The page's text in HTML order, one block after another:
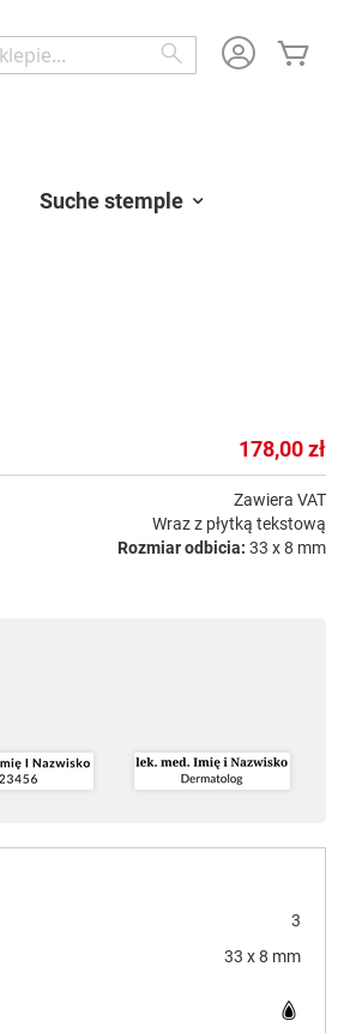
Wyszukaj
Suche stemple
178,00 zł
Zawiera VAT
Wraz z płytką tekstową
Rozmiar odbicia: 33 x 8 mm
3
33 x 8 mm